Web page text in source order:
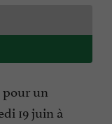
un
19 juin à